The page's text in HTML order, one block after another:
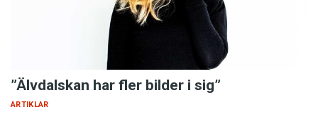
”Älvdalskan har fler bilder i sig”
ARTIKLAR